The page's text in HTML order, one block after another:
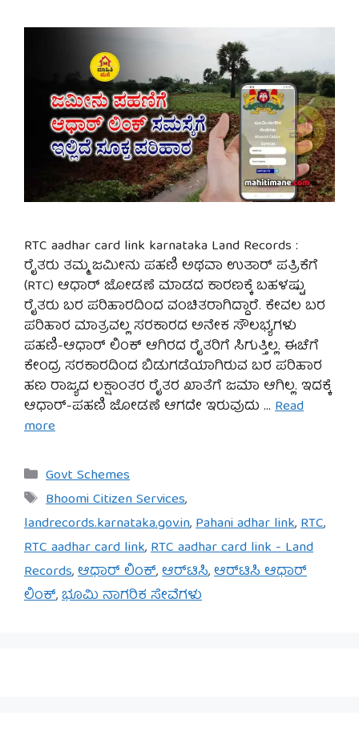
RTC aadhar card link karnataka Land Records :
ರೈತರು ತಮ್ಮ ಜಮೀನು ಪಹಣಿ ಅಥವಾ ಉತಾರ್ ಪತ್ರಿಕೆಗೆ
(RTC) ಆಧಾರ್ ಜೋಡಣೆ ಮಾಡದ ಕಾರಣಕ್ಕೆ ಬಹಳಷ್ಟು
ರೈತರು ಬರ ಪರಿಹಾರದಿಂದ ವಂಚಿತರಾಗಿದ್ದಾರೆ. ಕೇವಲ ಬರ
ಪರಿಹಾರ ಮಾತ್ರವಲ್ಲ ಸರಕಾರದ ಅನೇಕ ಸೌಲಭ್ಯಗಳು
ಪಹಣಿ-ಆಧಾರ್ ಲಿಂಕ್ ಆಗಿರದ ರೈತರಿಗೆ ಸಿಗುತ್ತಿಲ್ಲ. ಈಚೆಗೆ
ಕೇಂದ್ರ ಸರಕಾರದಿಂದ ಬಿಡುಗಡೆಯಾಗಿರುವ ಬರ ಪರಿಹಾರ
ಹಣ ರಾಜ್ಯದ ಲಕ್ಷಾಂತರ ರೈತರ ಖಾತೆಗೆ ಜಮಾ ಆಗಿಲ್ಲ. ಇದಕ್ಕೆ
ಆಧಾರ್-ಪಹಣಿ ಜೋಡಣೆ ಆಗದೇ ಇರುವುದು … Read
more
Categories
Govt Schemes
Tags
Bhoomi Citizen Services,
landrecords.karnataka.gov.in,Pahani adhar link,RTC,
RTC aadhar card link,RTC aadhar card link - Land
Records,ಆಧಾರ್ ಲಿಂಕ್,ಆರ್‌ಟಿಸಿ,ಆರ್‌ಟಿಸಿ ಆಧಾರ್
ಲಿಂಕ್,ಭೂಮಿ ನಾಗರಿಕ ಸೇವೆಗಳು